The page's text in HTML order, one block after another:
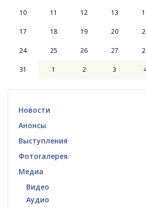
10 11 12 13
17 18 19 20
24 25 26 27
31 1 2 3
Новости
Анонсы
Выступления
Фотогалерея
Медиа
Видео
Аудио